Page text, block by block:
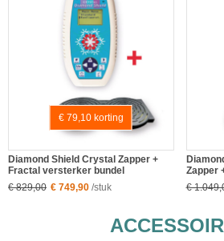
€ 79,10 korting
Diamond Shield Crystal Zapper +
Fractal versterker bundel
€ 829,00 € 749,90 /stuk
Zapper
€